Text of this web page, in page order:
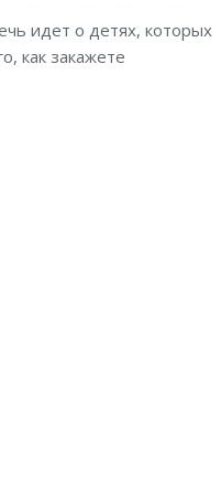
идет о детях, которых
как закажете